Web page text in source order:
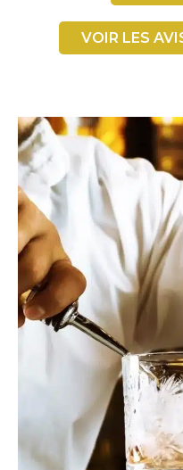
VOIR LES